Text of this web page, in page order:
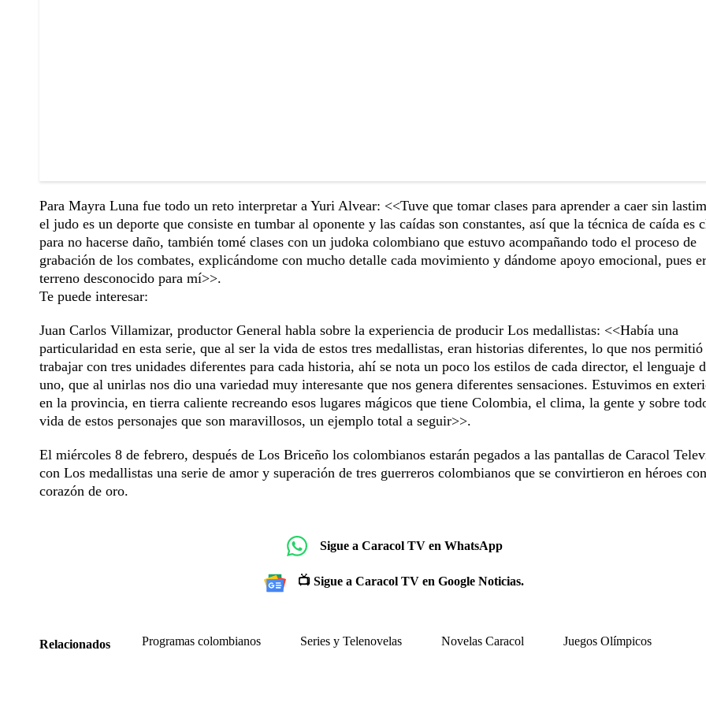
Para Mayra Luna fue todo un reto interpretar a Yuri Alvear: <<Tuve que tomar clases para aprender a caer sin
el judo es un deporte que consiste en tumbar al oponente y las caídas son constantes, así que la técnica de caída es
para no hacerse daño, también tomé clases con un judoka colombiano que estuvo acompañando todo el proceso de
grabación de los combates, explicándome con mucho detalle cada movimiento y dándome apoyo emocional, pues
terreno desconocido para mí>>.
Te puede interesar:
Juan Carlos Villamizar, productor General habla sobre la experiencia de producir Los medallistas: <<Había una
particularidad en esta serie, que al ser la vida de estos tres medallistas, eran historias diferentes, lo que nos permitió
trabajar con tres unidades diferentes para cada historia, ahí se nota un poco los estilos de cada director, el lenguaje
uno, que al unirlas nos dio una variedad muy interesante que nos genera diferentes sensaciones. Estuvimos en
en la provincia, en tierra caliente recreando esos lugares mágicos que tiene Colombia, el clima, la gente y sobre
vida de estos personajes que son maravillosos, un ejemplo total a seguir>>.
El miércoles 8 de febrero, después de Los Briceño los colombianos estarán pegados a las pantallas de Caracol
con Los medallistas una serie de amor y superación de tres guerreros colombianos que se convirtieron en héroes con
corazón de oro.
Sigue a Caracol TV en WhatsApp
📺 Sigue a Caracol TV en Google Noticias.
Relacionados Programas colombianos Series y Telenovelas Novelas Caracol Juegos Olímpicos